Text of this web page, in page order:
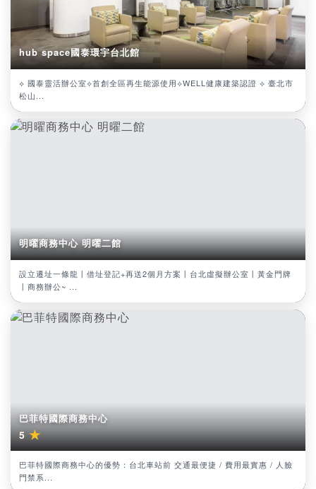
hub space國泰環宇台北館
⟡ 國泰靈活辦公室⟡首創全區再生能源使用⟡WELL健康建築認證 ⟡ 臺北市
松山...
明曜商務中心 明曜二館
設立遷址一條龍丨借址登記+再送2個月方案丨台北虛擬辦公室丨黃金門牌
丨商務辦公~ ...
巴菲特國際商務中心
5★
巴菲特國際商務中心的優勢：台北車站前 交通最便捷 / 費用最實惠 / 人臉
門禁系...